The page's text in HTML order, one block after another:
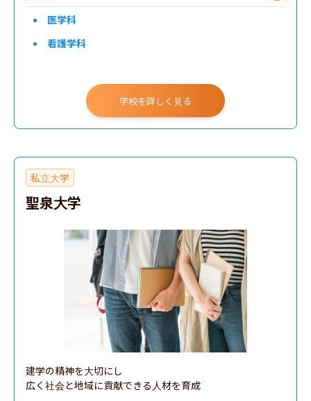
医学科
看護学科
学校を詳しく見る
私立大学
聖泉大学
建学の精神を大切にし
広く社会と地域に貢献できる人材を育成